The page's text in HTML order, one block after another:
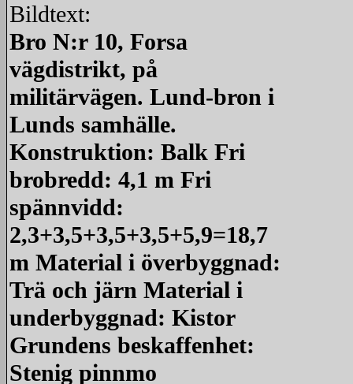
Bildtext:
Bro N:r 10, Forsa
vägdistrikt, på
militärvägen. Lund-bron i
Lunds samhälle.
Konstruktion: Balk Fri
brobredd: 4,1 m Fri
spännvidd:
2,3+3,5+3,5+3,5+5,9=18,7
m Material i överbyggnad:
Trä och järn Material i
underbyggnad: Kistor
Grundens beskaffenhet:
Stenig pinnmo